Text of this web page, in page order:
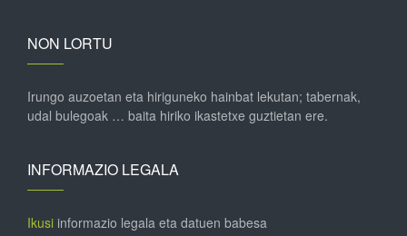
NON LORTU
Irungo auzoetan eta hiriguneko hainbat lekutan; tabernak,
udal bulegoak … baita hiriko ikastetxe guztietan ere.
INFORMAZIO LEGALA
Ikusi informazio legala eta datuen babesa